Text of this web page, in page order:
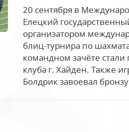
20 сентября в
Елецкий
организатором
блиц-турнира по
командном зачёте
клуба г. Хайден. Также
Болдрик завоевал